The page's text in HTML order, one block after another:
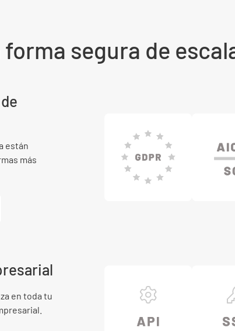
forma segura de
están
más
en toda tu